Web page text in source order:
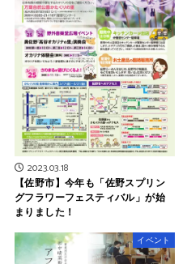
2023.03.18
【佐野市】今年も「佐野スプリン
グフラワーフェスティバル」が始
まりました！
イベント